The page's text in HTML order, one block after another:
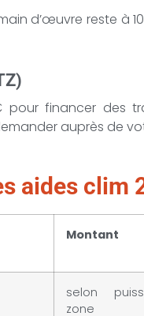
d’œuvre reste à
financer des
auprès de
aides clim
Montant
selon
zone